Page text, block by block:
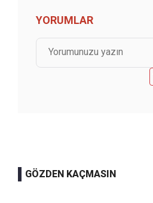
YORUMLAR
GÖZDEN KAÇMASIN